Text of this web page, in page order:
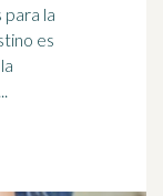
la
es
serotonina, el neurotransmisor del ...